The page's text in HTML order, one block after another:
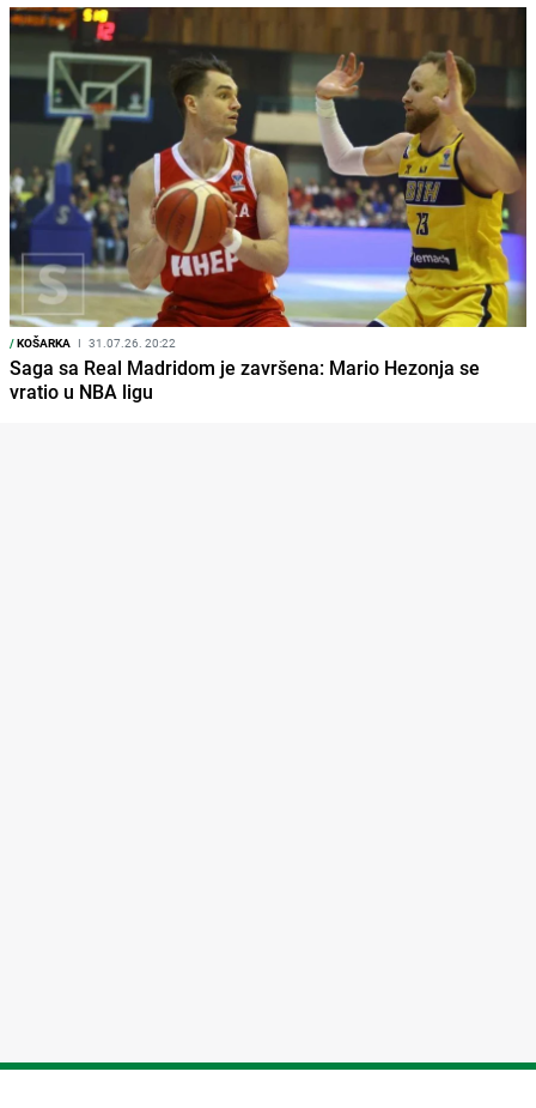
/KOŠARKA I 31.07.26. 20:22
Saga sa Real Madridom je završena: Mario Hezonja se
vratio u NBA ligu